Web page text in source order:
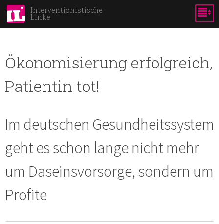
Skip to
content
Interventionistische
Linke
Ökonomisierung erfolgreich,
Patientin tot!
Im deutschen Gesundheitssystem
geht es schon lange nicht mehr
um Daseinsvorsorge, sondern um
Profite